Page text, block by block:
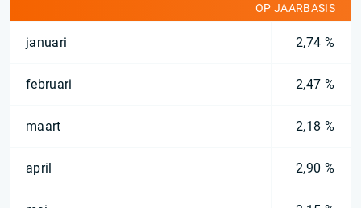
OP JAARBASIS
januari 2,74 %
februari 2,47 %
maart 2,18 %
april 2,90 %